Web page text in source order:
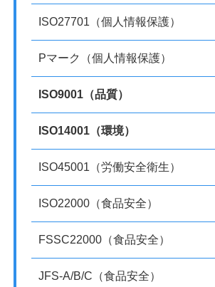
ISO27701（個人情報保護）
Pマーク（個人情報保護）
ISO9001（品質）
ISO14001（環境）
ISO45001（労働安全衛生）
ISO22000（食品安全）
FSSC22000（食品安全）
JFS-A/B/C（食品安全）